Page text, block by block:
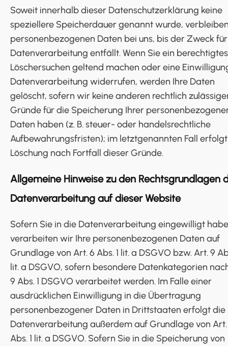
Soweit innerhalb dieser Datenschutzerklärung keine
speziellere Speicherdauer genannt wurde,
personenbezogenen Daten bei uns, bis der Zweck
Datenverarbeitung entfällt. Wenn Sie ein berechtigtes
Löschersuchen geltend machen oder eine
Datenverarbeitung widerrufen, werden Ihre Daten
gelöscht, sofern wir keine anderen rechtlich
Gründe für die Speicherung Ihrer
Daten haben (z. B. steuer- oder handelsrechtliche
Aufbewahrungsfristen); im letztgenannten Fall
Löschung nach Fortfall dieser Gründe.
Allgemeine Hinweise zu den Rechtsgrundlagen
Datenverarbeitung auf dieser Website
Sofern Sie in die Datenverarbeitung eingewilligt
verarbeiten wir Ihre personenbezogenen Daten auf
Grundlage von Art. 6 Abs. 1 lit. a DSGVO bzw. Art. 9
lit. a DSGVO, sofern besondere Datenkategorien
9 Abs. 1 DSGVO verarbeitet werden. Im Falle einer
ausdrücklichen Einwilligung in die Übertragung
personenbezogener Daten in Drittstaaten erfolgt die
Datenverarbeitung außerdem auf Grundlage von
Abs. 1 lit. a DSGVO. Sofern Sie in die Speicherung von